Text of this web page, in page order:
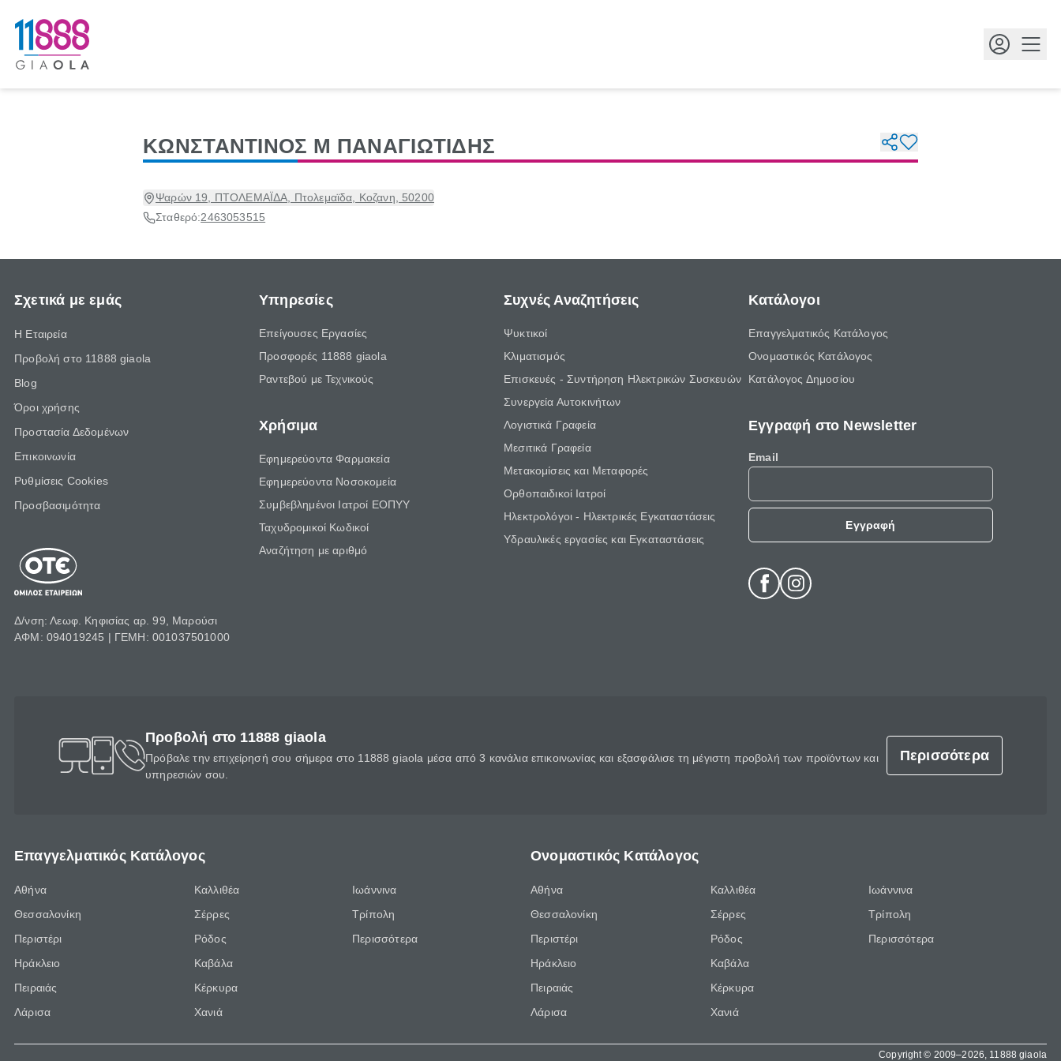
ΚΩΝΣΤΑΝΤΙΝΟΣ Μ ΠΑΝΑΓΙΩΤΙΔΗΣ
Ψαρών 19, ΠΤΟΛΕΜΑΪΔΑ, Πτολεμαϊδα, Κοζανη, 50200
Σταθερό:2463053515
Σχετικά με εμάς
Η Εταιρεία
Προβολή στο 11888 giaola
Blog
Όροι χρήσης
Προστασία Δεδομένων
Επικοινωνία
Ρυθμίσεις Cookies
Προσβασιμότητα
Δ/νση: Λεωφ. Κηφισίας αρ. 99, Μαρούσι
ΑΦΜ: 094019245 | ΓΕΜΗ: 001037501000
Υπηρεσίες
Επείγουσες Εργασίες
Προσφορές 11888 giaola
Ραντεβού με Τεχνικούς
Χρήσιμα
Εφημερεύοντα Φαρμακεία
Εφημερεύοντα Νοσοκομεία
Συμβεβλημένοι Ιατροί ΕΟΠΥΥ
Ταχυδρομικοί Κωδικοί
Αναζήτηση με αριθμό
Συχνές Αναζητήσεις
Ψυκτικοί
Κλιματισμός
Επισκευές - Συντήρηση Ηλεκτρικών Συσκευών
Συνεργεία Αυτοκινήτων
Λογιστικά Γραφεία
Μεσιτικά Γραφεία
Μετακομίσεις και Μεταφορές
Ορθοπαιδικοί Ιατροί
Ηλεκτρολόγοι - Ηλεκτρικές Εγκαταστάσεις
Υδραυλικές εργασίες και Εγκαταστάσεις
Κατάλογοι
Επαγγελματικός Κατάλογος
Ονομαστικός Κατάλογος
Κατάλογος Δημοσίου
Εγγραφή στο Newsletter
Email
Εγγραφή
Προβολή στο 11888 giaola
Πρόβαλε την επιχείρησή σου σήμερα στο 11888 giaola μέσα από 3 κανάλια επικοινωνίας και εξασφάλισε τη μέγιστη προβολή των προϊόντων και
υπηρεσιών σου.
Περισσότερα
Επαγγελματικός Κατάλογος
Αθήνα
Θεσσαλονίκη
Περιστέρι
Ηράκλειο
Πειραιάς
Λάρισα
Καλλιθέα
Σέρρες
Ρόδος
Καβάλα
Κέρκυρα
Χανιά
Ιωάννινα
Τρίπολη
Περισσότερα
Ονομαστικός Κατάλογος
Αθήνα
Θεσσαλονίκη
Περιστέρι
Ηράκλειο
Πειραιάς
Λάρισα
Καλλιθέα
Σέρρες
Ρόδος
Καβάλα
Κέρκυρα
Χανιά
Ιωάννινα
Τρίπολη
Περισσότερα
Copyright © 2009–2026, 11888 giaola